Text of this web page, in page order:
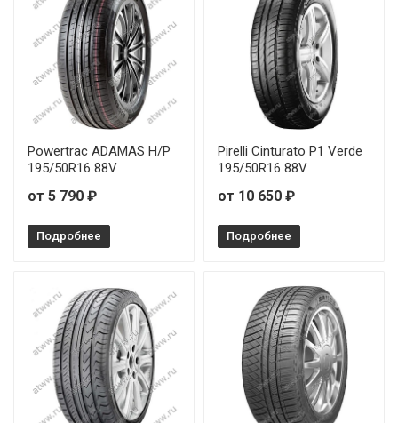
Powertrac ADAMAS H/P
195/50R16 88V
от 5 790 ₽
Подробнее
Pirelli Cinturato P1 Verde
195/50R16 88V
от 10 650 ₽
Подробнее